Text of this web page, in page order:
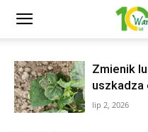
Zmienik
lip 2, 2026